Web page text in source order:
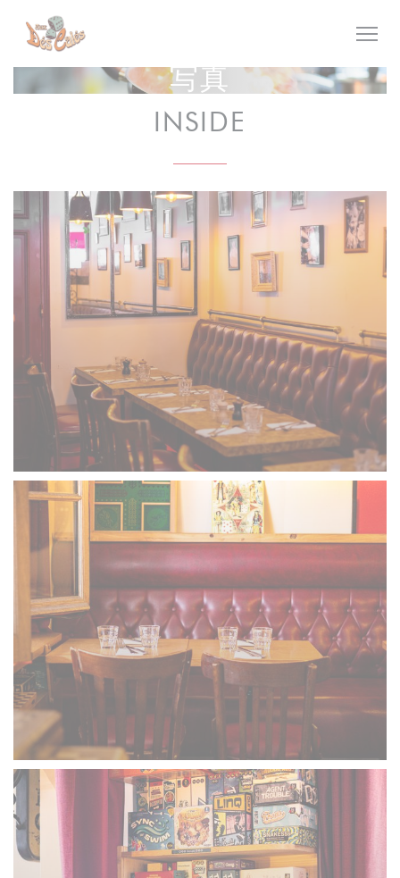
クッキー利用の管理について
写真
INSIDE